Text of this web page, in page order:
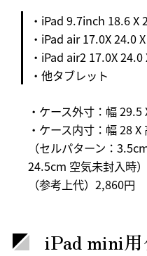
・iPad 9.7inch 18.6 X
・iPad air 17.0X 24.0
・iPad air2 17.0X
・他タブレット
・ケース外寸：幅
・ケース内寸：幅 28
（セルパターン：
24.5cm 空気未封入時）
（参考上代）2,860円
iPad mini用